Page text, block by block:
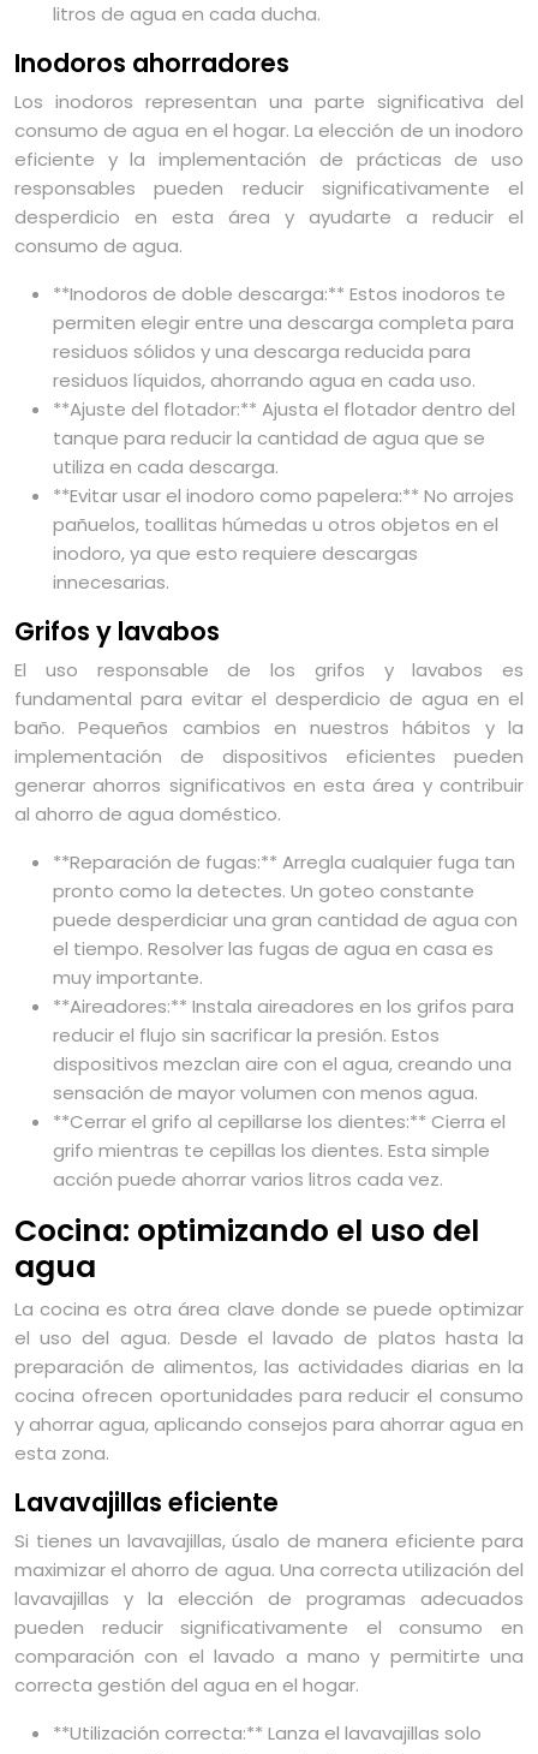
litros de agua en cada ducha.
Inodoros ahorradores
Los inodoros representan una parte significativa del
consumo de agua en el hogar. La elección de un inodoro
eficiente y la implementación de prácticas de uso
responsables pueden reducir significativamente el
desperdicio en esta área y ayudarte a reducir el
consumo de agua.
**Inodoros de doble descarga:** Estos inodoros te
permiten elegir entre una descarga completa para
residuos sólidos y una descarga reducida para
residuos líquidos, ahorrando agua en cada uso.
**Ajuste del flotador:** Ajusta el flotador dentro del
tanque para reducir la cantidad de agua que se
utiliza en cada descarga.
**Evitar usar el inodoro como papelera:** No arrojes
pañuelos, toallitas húmedas u otros objetos en el
inodoro, ya que esto requiere descargas
innecesarias.
Grifos y lavabos
El uso responsable de los grifos y lavabos es
fundamental para evitar el desperdicio de agua en el
baño. Pequeños cambios en nuestros hábitos y la
implementación de dispositivos eficientes pueden
generar ahorros significativos en esta área y contribuir
al ahorro de agua doméstico.
**Reparación de fugas:** Arregla cualquier fuga tan
pronto como la detectes. Un goteo constante
puede desperdiciar una gran cantidad de agua con
el tiempo. Resolver las fugas de agua en casa es
muy importante.
**Aireadores:** Instala aireadores en los grifos para
reducir el flujo sin sacrificar la presión. Estos
dispositivos mezclan aire con el agua, creando una
sensación de mayor volumen con menos agua.
**Cerrar el grifo al cepillarse los dientes:** Cierra el
grifo mientras te cepillas los dientes. Esta simple
acción puede ahorrar varios litros cada vez.
Cocina: optimizando el uso del
agua
La cocina es otra área clave donde se puede optimizar
el uso del agua. Desde el lavado de platos hasta la
preparación de alimentos, las actividades diarias en la
cocina ofrecen oportunidades para reducir el consumo
y ahorrar agua, aplicando consejos para ahorrar agua en
esta zona.
Lavavajillas eficiente
Si tienes un lavavajillas, úsalo de manera eficiente para
maximizar el ahorro de agua. Una correcta utilización del
lavavajillas y la elección de programas adecuados
pueden reducir significativamente el consumo en
comparación con el lavado a mano y permitirte una
correcta gestión del agua en el hogar.
**Utilización correcta:** Lanza el lavavajillas solo